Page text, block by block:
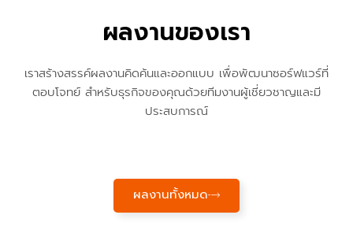
ผลงานของเรา
เราสร้างสรรค์ผลงานคิดค้นและออกแบบ เพื่อพัฒนาซอร์ฟแวร์ที่
ตอบโจทย์ สำหรับธุรกิจของคุณด้วยทีมงานผู้เชี่ยวชาญและมี
ประสบการณ์
ผลงานทั้งหมด